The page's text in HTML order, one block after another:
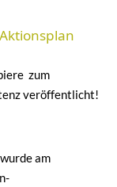
zum
veröffentlicht!
am